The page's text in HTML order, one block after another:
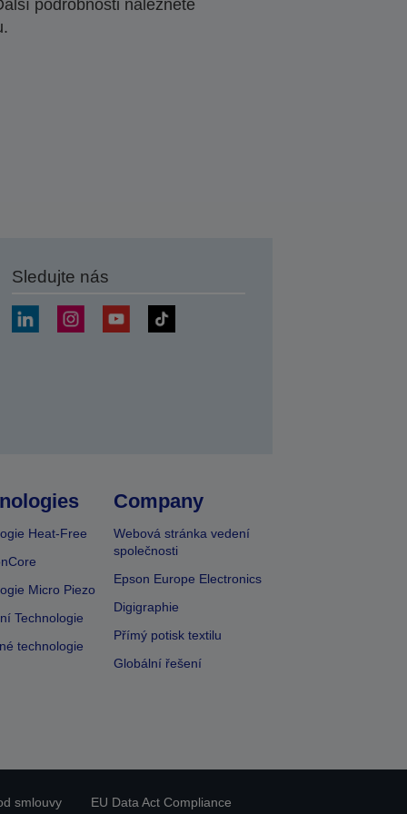
podrobnosti naleznete
Sledujte nás
Heat-Free
Micro Piezo
Technologie
technologie
Company
Webová stránka vedení
společnosti
Epson Europe Electronics
Digigraphie
Přímý potisk textilu
Globální řešení
smlouvy EU Data Act Compliance